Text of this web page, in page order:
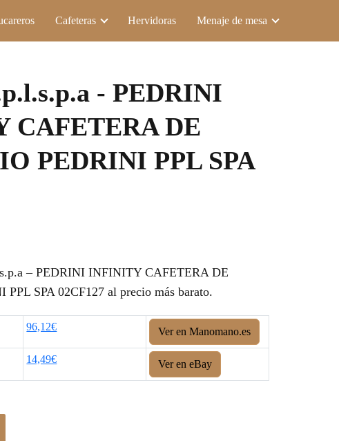
Cafeteras Hervidoras Menaje de mesa
- PEDRINI
CAFETERA DE
PEDRINI PPL SPA
– PEDRINI INFINITY CAFETERA DE
SPA 02CF127 al precio más barato.
96,12€ Ver en Manomano.es
14,49€ Ver en eBay